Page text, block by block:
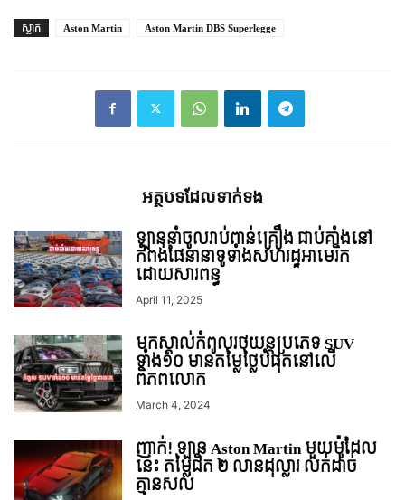
ស្លាក Aston Martin Aston Martin DBS Superlegge
អត្ថបទ​ដែល​ទាក់ទង
ឡាននាំចូលរាប់ពាន់គ្រឿង ជាប់គាំងនៅ
កំពង់ផែនានាទូទាំងសហរដ្ឋអាមេរិក
ដោយសារពន្ធ
April 11, 2025
មកស្គាល់កំពូលរថយន្តប្រភេទ SUV
ទាំង១០ មានតម្លៃថ្លៃបំផុតនៅលើ
ពិភពលោក
March 4, 2024
ញាក់! ឡាន Aston Martin មួយម៉ូដែល
នេះ តម្លៃជិត ២ លានដុល្លារ លក់ដាច់
គ្មានសល់